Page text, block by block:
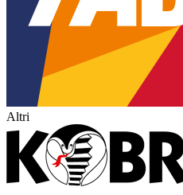
Altri